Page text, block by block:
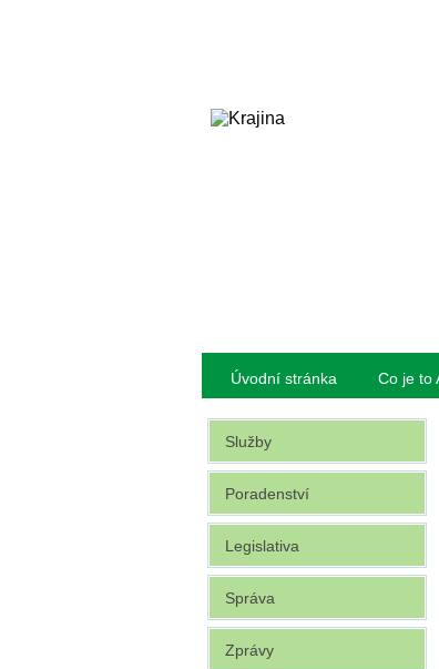
Úvodní stránka Co je to
Služby
Poradenství
Legislativa
Správa
Zprávy